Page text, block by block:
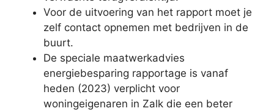
Voor de uitvoering van het rapport moet je
zelf contact opnemen met bedrijven in de
buurt.
De speciale maatwerkadvies
energiebesparing rapportage is vanaf
heden (2023) verplicht voor
woningeigenaren in Zalk die een beter